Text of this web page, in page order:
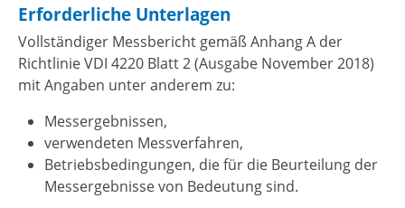
Erforderliche Unterlagen
Vollständiger Messbericht gemäß Anhang A der
Richtlinie VDI 4220 Blatt 2 (Ausgabe November 2018)
mit Angaben unter anderem zu:
Messergebnissen,
verwendeten Messverfahren,
Betriebsbedingungen, die für die Beurteilung der
Messergebnisse von Bedeutung sind.